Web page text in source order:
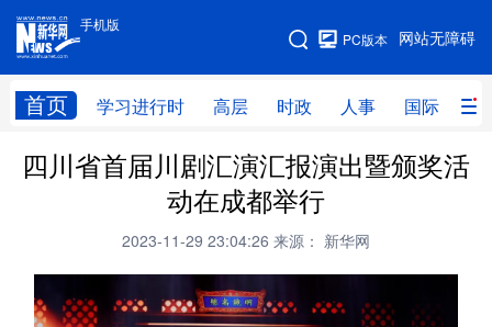
手机版
网站无障碍
PC版本
首页 学习进行时 高层 时政 人事 国际 财
手机版
网站地图
学习进行时 高层 时政 人事
财经 网评
科技 科创 量子
四川省首届川剧汇演汇报演出暨颁奖活
动在成都举行
2023-11-29 23:04:26 来源： 新华网